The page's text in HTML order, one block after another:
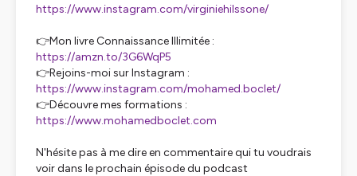
https://www.instagram.com/virginiehilssone/
👉Mon livre Connaissance Illimitée :
https://amzn.to/3G6WqP5
👉Rejoins-moi sur Instagram :
https://www.instagram.com/mohamed.boclet/
👉Découvre mes formations :
https://www.mohamedboclet.com
N'hésite pas à me dire en commentaire qui tu voudrais
voir dans le prochain épisode du podcast